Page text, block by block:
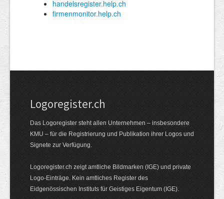
Logoregister.ch
Das Logoregister steht allen Unternehmen – insbesondere
KMU – für die Registrierung und Publikation ihrer Logos und
Signete zur Verfügung.
Logoregister.ch zeigt amtliche Bildmarken (IGE) und private
Logo-Einträge. Kein amtliches Register des
Eidgenössischen Instituts für Geistiges Eigentum (IGE).